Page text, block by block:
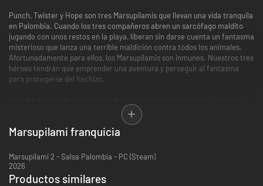
Punch, Twister y Hope son tres Marsupilamis que llevan una vida tranquila
en Palombia. Cuando los tres compañeros abren un sarcófago maldito
jugando con unos restos en la playa, liberan sin darse cuenta un fantasma
misterioso que lanza una terrible maldición contra todos los animales.
Afortunadamente para ellos, los Marsupilamis son inmunes. Nuestros tres
héroes tendrán que emprender una aventura y perseguir al fantasma
para protegerse del hechizo.
¡En esta emocionante aventura en encontrarás enemigos carnívoros no
tan recientes y nuevos elementos del juego! Colecciona nuevos objetos y
logros en estos niveles jurásicos del mundo de los dinosaurios…
Marsupilami franquicia
Marsupilami 2 - Salsa Palombia - PC (Steam)
2026
Productos similares